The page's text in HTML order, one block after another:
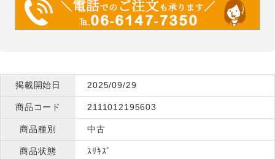
掲載開始日 2025/09/29
商品コード 2111012195603
商品種別 中古
商品状態 ｽﾘｷｽﾞ